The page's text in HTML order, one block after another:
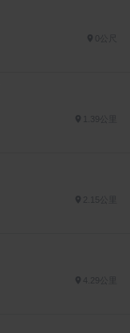
2.15公里
4.29公里